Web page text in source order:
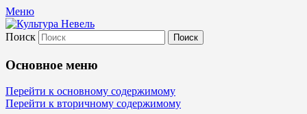
Меню
Культура Невель
МБУК Невельского района "Культура
Поиск
Основное меню
Перейти к основному содержимому
Перейти к вторичному содержимому